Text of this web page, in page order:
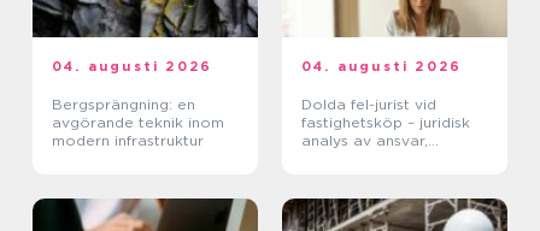
04. augusti 2026
Bergsprängning: en
avgörande teknik inom
modern infrastruktur
04. augusti 2026
Dolda fel-jurist vid
fastighetsköp – juridisk
analys av ansvar,